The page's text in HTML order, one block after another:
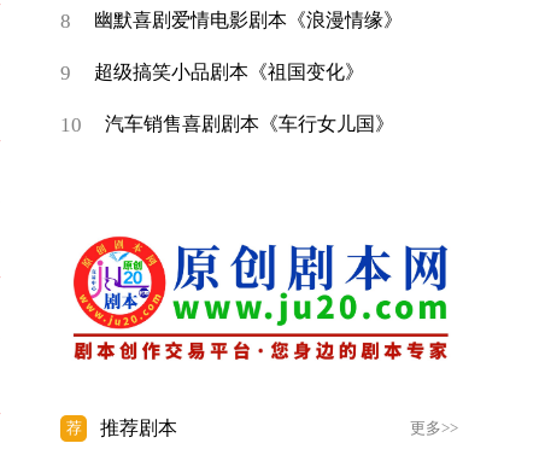
8 幽默喜剧爱情电影剧本《浪漫情缘》
9 超级搞笑小品剧本《祖国变化》
10 汽车销售喜剧剧本《车行女儿国》
荐 推荐剧本 更多>>